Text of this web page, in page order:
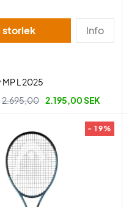
Välj storlek Info
L 2025
2.695,00 2.195,00 SEK
- 19%